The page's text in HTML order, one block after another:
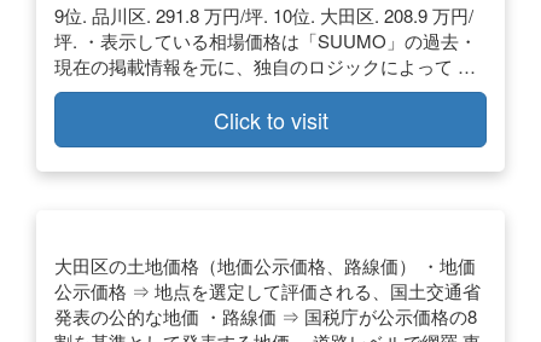
9位. 品川区. 291.8 万円/坪. 10位. 大田区. 208.9 万円/
坪. ・表示している相場価格は「SUUMO」の過去・
現在の掲載情報を元に、独自のロジックによって …
Click to visit
大田区の土地価格（地価公示価格、路線価） ・地価
公示価格 ⇒ 地点を選定して評価される、国土交通省
発表の公的な地価 ・路線価 ⇒ 国税庁が公示価格の8